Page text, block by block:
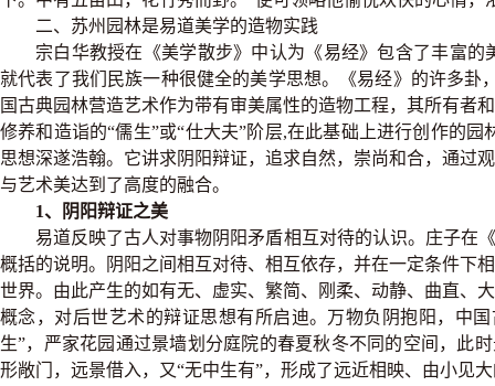
二、苏州园林是易道美学的造物实践
宗白华教授在《美学散步》中认为《易经》包含了丰富的
就代表了我们民族一种很健全的美学思想。《易经》的许多
国古典园林营造艺术作为带有审美属性的造物工程，其所有者
修养和造诣的“儒生”或“仕大夫”阶层,在此基础上进行创作的
思想深遂浩翰。它讲求阴阳辩证，追求自然，崇尚和合，通过
与艺术美达到了高度的融合。
1、阴阳辩证之美
易道反映了古人对事物阴阳矛盾相互对待的认识。庄子在
概括的说明。阴阳之间相互对待、相互依存，并在一定条件下
世界。由此产生的如有无、虚实、繁简、刚柔、动静、曲直、
概念，对后世艺术的辩证思想有所启迪。万物负阴抱阳，中
生”，严家花园通过景墙划分庭院的春夏秋冬不同的空间，此
形敞门，远景借入，又“无中生有”，形成了远近相映、由小见